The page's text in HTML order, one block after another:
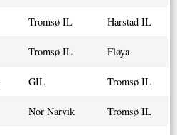
Tromsø IL Harstad IL
Tromsø IL Fløya
GIL Tromsø IL
Nor Narvik Tromsø IL